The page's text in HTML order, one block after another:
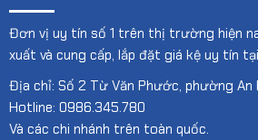
Đơn vị uy tín số 1 trên thị trường hiện
xuất và cung cấp, lắp đặt giá kệ uy tín
Địa chỉ: Số 2 Từ Văn Phước, phường An
Hotline: 0986.345.780
Và các chi nhánh trên toàn quốc.